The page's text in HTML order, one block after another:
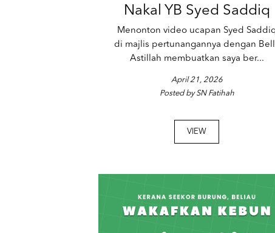
Nakal YB Syed Saddiq
Menonton video ucapan Syed
di majlis pertunangannya dengan
Astillah membuatkan saya ber...
April 21, 2026
Posted by SN Fatihah
VIEW